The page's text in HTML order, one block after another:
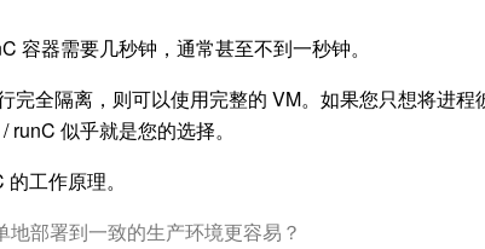
容器需要几秒钟，通常甚至不到一秒钟。
全隔离，则可以使用完整的 VM。如果您只想将进程
似乎就是您的选择。
工作原理。
部署到一致的生产环境更容易？